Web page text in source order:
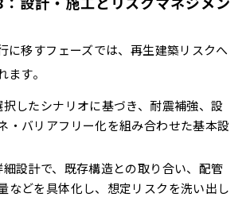
に移すフェーズでは、再生建築リスクへ
す。
したシナリオに基づき、耐震補強、設
・バリアフリー化を組み合わせた基本設
細設計で、既存構造との取り合い、配管
などを具体化し、想定リスクを洗い出し